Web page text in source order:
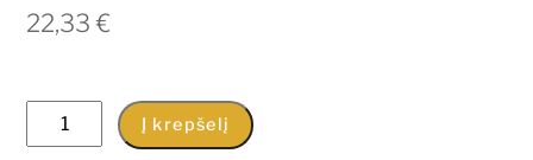
22,33€
produkto
kiekis:
Į krepšelį